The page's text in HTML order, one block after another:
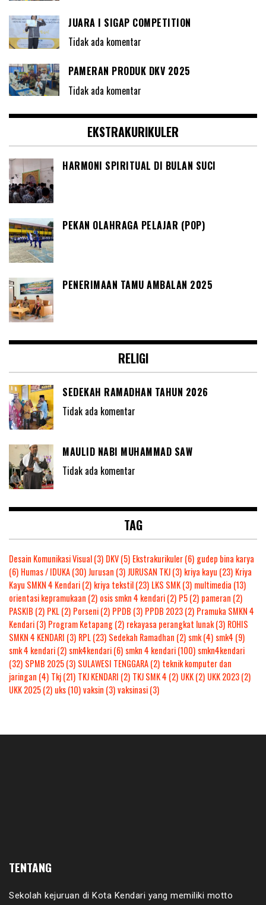
JUARA I SIGAP COMPETITION
Tidak ada komentar
PAMERAN PRODUK DKV 2025
Tidak ada komentar
EKSTRAKURIKULER
HARMONI SPIRITUAL DI BULAN SUCI
PEKAN OLAHRAGA PELAJAR (POP)
PENERIMAAN TAMU AMBALAN 2025
RELIGI
SEDEKAH RAMADHAN TAHUN 2026
Tidak ada komentar
MAULID NABI MUHAMMAD SAW
Tidak ada komentar
TAG
Desain Komunikasi Visual(3) DKV(5) Ekstrakurikuler(6) gudep bina karya
(6) Humas / IDUKA(30)Jurusan (3)JURUSAN TKJ(3) kriya kayu (23) Kriya
Kayu SMKN 4 Kendari(2) kriya tekstil(23) LKS SMK(3) multimedia (13)
orientasi kepramukaan (2) osis smkn 4 kendari(2) P5(2) pameran (2)
PASKIB (2) PKL(2) Porseni(2) PPDB (3) PPDB 2023(2) Pramuka SMKN 4
Kendari(3) Program Ketapang(2) rekayasa perangkat lunak(3) ROHIS
SMKN 4 KENDARI (3) RPL(23) Sedekah Ramadhan (2) smk(4) smk4 (9)
smk 4 kendari(2) smk4kendari(6) smkn 4 kendari(100) smkn4kendari
(32) SPMB 2025(3) SULAWESI TENGGARA(2) teknik komputer dan
jaringan (4) Tkj(21) TKJ KENDARI (2) TKJ SMK 4 (2) UKK(2) UKK 2023(2)
UKK 2025(2) uks(10)vaksin (3)vaksinasi(3)
TENTANG
Sekolah kejuruan di Kota Kendari yang memiliki motto